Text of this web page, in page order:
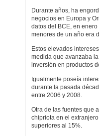
Durante años, ha
negocios en Europa y
datos del BCE, en
menores de un año era
Estos elevados
medida que avanzaba
inversión en productos
Igualmente poseía
durante la pasada
entre 2006 y 2008.
Otra de las fuentes que
chipriota en el
superiores al 15%.